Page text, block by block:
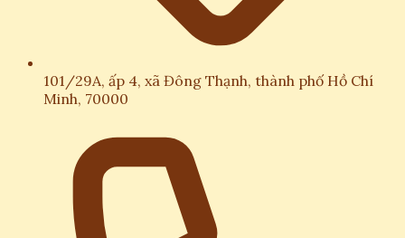
101/29A, ấp 4, xã Đông Thạnh, thành phố Hồ Chí
Minh, 70000